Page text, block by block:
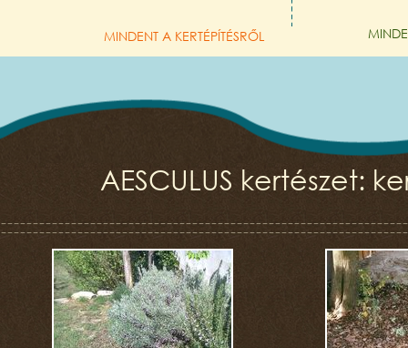
MINDENT A KERTÉPÍTÉSRŐL
AESCULUS kertészet: